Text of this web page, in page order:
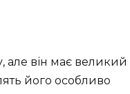
але він має великий
його особливо